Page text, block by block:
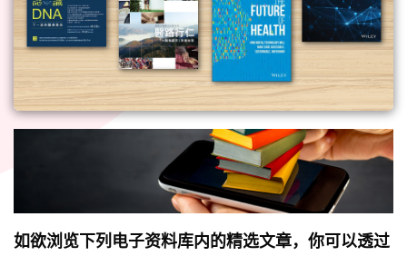
如欲浏览下列电子资料库内的精选文章，你可以透过